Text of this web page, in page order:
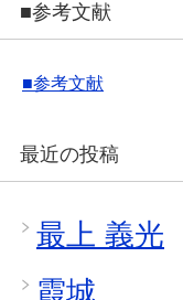
■参考文献
■参考文献
最近の投稿
最上 義光
霞城